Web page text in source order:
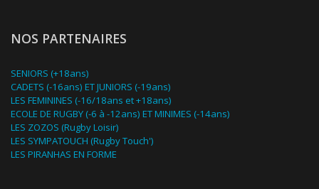
NOS PARTENAIRES
SENIORS (+18ans)
CADETS (-16ans) ET JUNIORS (-19ans)
LES FEMININES (-16/18ans et +18ans)
ECOLE DE RUGBY (-6 à -12ans) ET MINIMES (-14ans)
LES ZOZOS (Rugby Loisir)
LES SYMPATOUCH (Rugby Touch')
LES PIRANHAS EN FORME